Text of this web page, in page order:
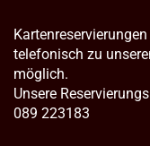
telefonisch zu
möglich.
Unsere
089 223183